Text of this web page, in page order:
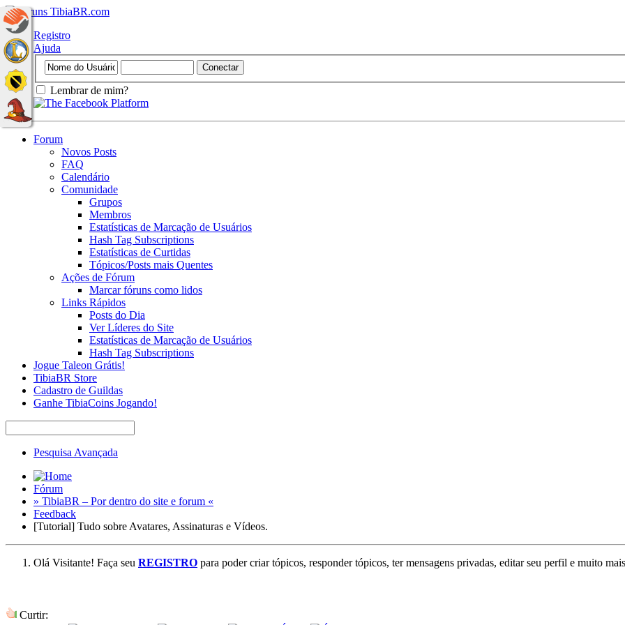
Registro
Ajuda
Lembrar de mim?
Forum
Novos Posts
FAQ
Calendário
Comunidade
Grupos
Membros
Estatísticas de Marcação de Usuários
Hash Tag Subscriptions
Estatísticas de Curtidas
Tópicos/Posts mais Quentes
Ações de Fórum
Marcar fóruns como lidos
Links Rápidos
Posts do Dia
Ver Líderes do Site
Estatísticas de Marcação de Usuários
Hash Tag Subscriptions
Jogue Taleon Grátis!
TibiaBR Store
Cadastro de Guildas
Ganhe TibiaCoins Jogando!
Pesquisa Avançada
Fórum
» TibiaBR – Por dentro do site e forum «
Feedback
[Tutorial] Tudo sobre Avatares, Assinaturas e Vídeos.
Olá Visitante! Faça seu REGISTRO para poder criar tópicos, responder tópicos, ter mensagens privadas, editar seu perfil e muito
Curtir: